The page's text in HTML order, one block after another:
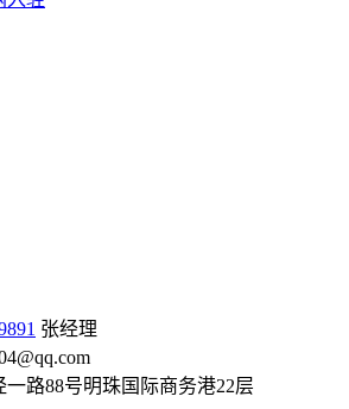
张经理
路88号明珠国际商务港22层